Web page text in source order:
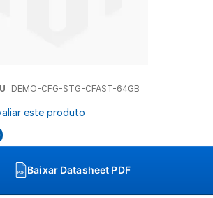
DEMO-CFG-STG-CFAST-64GB
este produto
PDF Baixar Datasheet PDF